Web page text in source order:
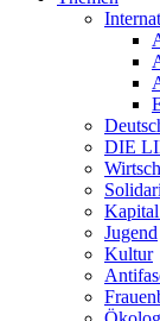
DIE
Jugend
Kultur